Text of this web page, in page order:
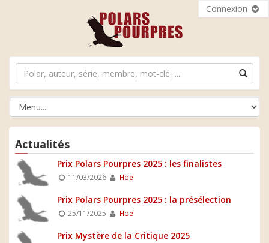
Connexion
Actualités
Prix Polars Pourpres 2025 : les finalistes
11/03/2026 Hoel
Prix Polars Pourpres 2025 : la présélection
25/11/2025 Hoel
Prix Mystère de la Critique 2025